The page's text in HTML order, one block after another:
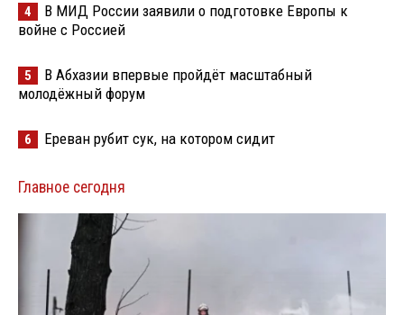
4
В МИД России заявили о подготовке Европы к
войне с Россией
5
В Абхазии впервые пройдёт масштабный
молодёжный форум
6 Ереван рубит сук, на котором сидит
Главное сегодня